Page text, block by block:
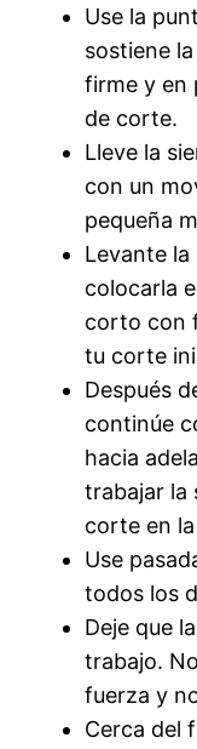
Use la
sostiene
firme y en
de corte.
Lleve la
con un
pequeña
Levante la
colocarla
corto con
tu corte
Después
continúe
hacia
trabajar la
corte en
Use
todos los
Deje que
trabajo.
fuerza y
Cerca del